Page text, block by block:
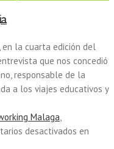
en la cuarta edición del
que nos concedió
responsable de la
a los viajes educativos y
Malaga,
desactivados en